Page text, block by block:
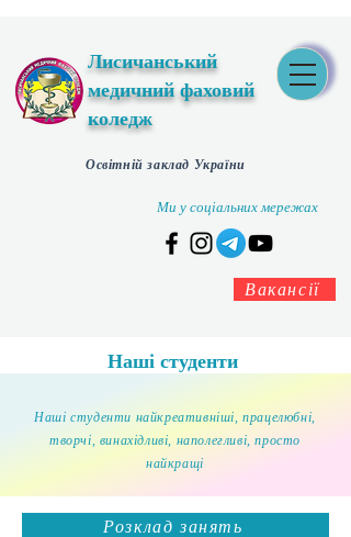
Лисичанський
медичний фаховий
коледж
Освітній заклад України
Ми у соціальних мережах
Вакансії
Наші студенти
Наші студенти найкреативніші, працелюбні,
творчі, винахідливі, наполегливі, просто
найкращі
Розклад занять